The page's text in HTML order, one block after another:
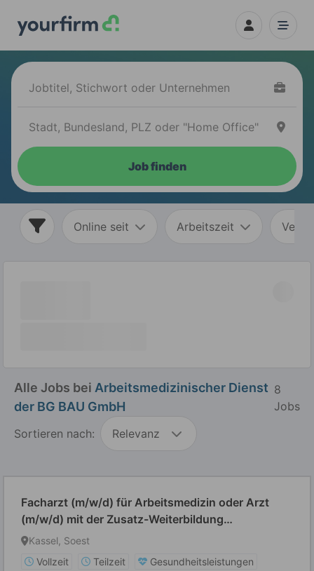
Job finden
Online seit Arbeitszeit
Alle Jobs bei Arbeitsmedizinischer Dienst
der BG BAU GmbH
8
Jobs
Sortieren nach:
Relevanz
Facharzt (m/w/d) für Arbeitsmedizin oder Arzt
(m/w/d) mit der Zusatz-Weiterbildung
Betriebsmedizin
Kassel, Soest
Vollzeit
Teilzeit
Gesundheitsleistungen